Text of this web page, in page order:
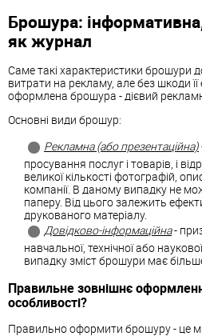
Брошура:
як журнал
Саме такі характеристики брошури
витрати на рекламу, але без шкоди
оформлена брошура - дієвий
Основні види брошур:
Рекламна (або презентаційна)
просування послуг і товарів, і
великої кількості фотографій,
компанії. В даному випадку не
паперу. Від цього залежить
друкованого матеріалу.
Довідково-інформаційна-
навчальної, технічної або
випадку зміст брошури має
Правильне зовнішнє
особливості?
Правильно оформити брошуру - це